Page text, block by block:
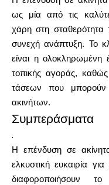
ως μία από τις
χάρη στη σταθερότητα
συνεχή ανάπτυξη. Το
είναι η ολοκληρωμένη
τοπικής αγοράς,
τάσεων που
ακινήτων.
Συμπεράσματα
.
Η επένδυση σε
ελκυστική ευκαιρία
διαφοροποιήσουν